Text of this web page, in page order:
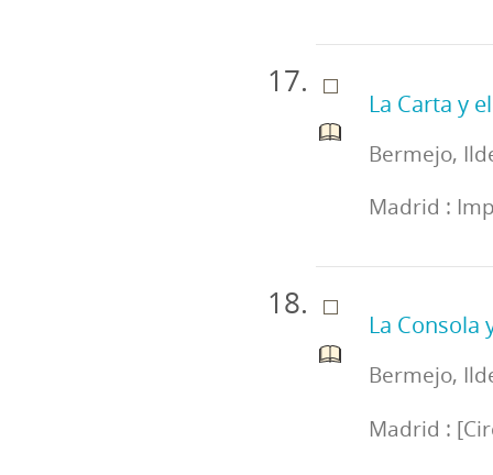
La Carta y
Bermejo,
Madrid :
La Consola
Bermejo,
Madrid :